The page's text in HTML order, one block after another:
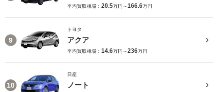
平均買取相場： 20.5万円～166.6万円
9
トヨタ
アクア
平均買取相場： 14.6万円～236万円
10
日産
ノート